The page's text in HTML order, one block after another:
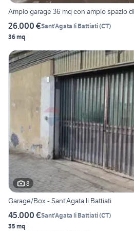
Ampio garage 36 mq con ampio spazio
26.000 €Sant'Agata li Battiati(CT)
36 mq
8
Garage/Box - Sant'Agata li Battiati
45.000 €Sant'Agata li Battiati(CT)
35 mq